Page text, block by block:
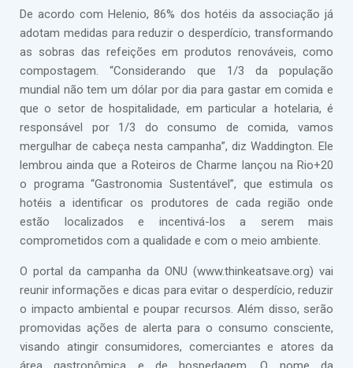
De acordo com Helenio, 86% dos hotéis da associação já
adotam medidas para reduzir o desperdício, transformando
as sobras das refeições em produtos renováveis, como
compostagem. “Considerando que 1/3 da população
mundial não tem um dólar por dia para gastar em comida e
que o setor de hospitalidade, em particular a hotelaria, é
responsável por 1/3 do consumo de comida, vamos
mergulhar de cabeça nesta campanha”, diz Waddington. Ele
lembrou ainda que a Roteiros de Charme lançou na Rio+20
o programa “Gastronomia Sustentável”, que estimula os
hotéis a identificar os produtores de cada região onde
estão localizados e incentivá-los a serem mais
comprometidos com a qualidade e com o meio ambiente.
O portal da campanha da ONU (www.thinkeatsave.org) vai
reunir informações e dicas para evitar o desperdício, reduzir
o impacto ambiental e poupar recursos. Além disso, serão
promovidas ações de alerta para o consumo consciente,
visando atingir consumidores, comerciantes e atores da